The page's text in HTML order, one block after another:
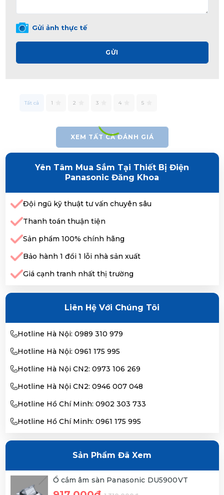
Gửi ảnh thực tế
GỬI
Tất cả 1 2 3 4 5
XEM TẤT CẢ ĐÁNH GIÁ
Yên Tâm Mua Sắm Tại Thiết Bị Điện
Panasonic Đăng Khoa
Đội ngũ kỹ thuật tư vấn chuyên sâu
Thanh toán thuận tiện
Sản phẩm 100% chính hãng
Bảo hành 1 đổi 1 lỗi nhà sản xuất
Giá cạnh tranh nhất thị trường
Liên Hệ Với Chúng Tôi
Hotline Hà Nội: 0989 310 979
Hotline Hà Nội: 0961 175 995
Hotline Hà Nội CN2: 0973 106 269
Hotline Hà Nội CN2: 0946 007 048
Hotline Hồ Chí Minh: 0902 303 733
Hotline Hồ Chí Minh: 0961 175 995
Sản Phẩm Đã Xem
Ổ cắm âm sàn Panasonic DU5900VT